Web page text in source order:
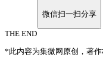
微信扫一扫分享
THE END
*此内容为集微网原创，著